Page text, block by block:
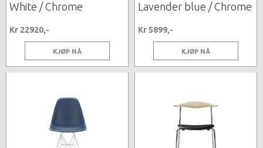
White / Chrome
Kr 22920,-
KJØP NÅ
Lavender blue / Chrome
Kr 5899,-
KJØP NÅ